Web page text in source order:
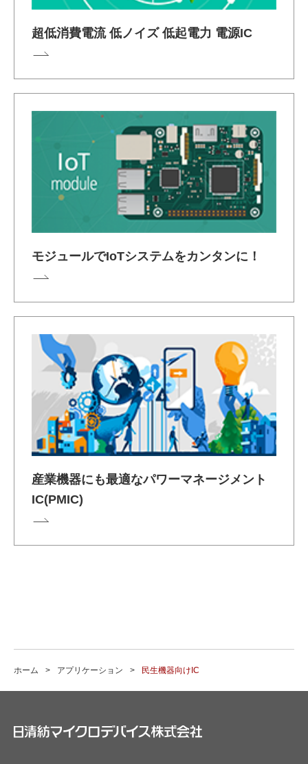
超低消費電流 低ノイズ 低起電力 電源IC
モジュールでIoTシステムをカンタンに！
産業機器にも最適なパワーマネージメント
IC(PMIC)
ホーム アプリケーション 民生機器向けIC